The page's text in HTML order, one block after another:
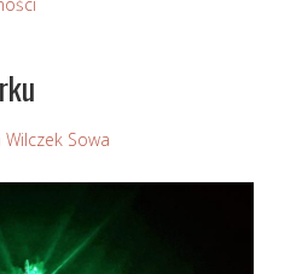
Wilczek Sowa